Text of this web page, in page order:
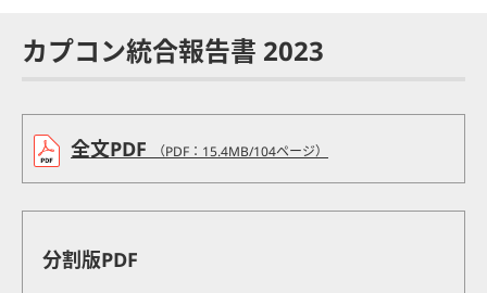
カプコン統合報告書 2023
全文PDF （PDF：15.4MB/104ページ）
分割版PDF